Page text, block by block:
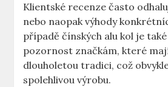
Klientské recenze často
nebo naopak výhody
případě čínských alu kol je
pozornost značkám, které
dlouholetou tradici, což
spolehlivou výrobu.